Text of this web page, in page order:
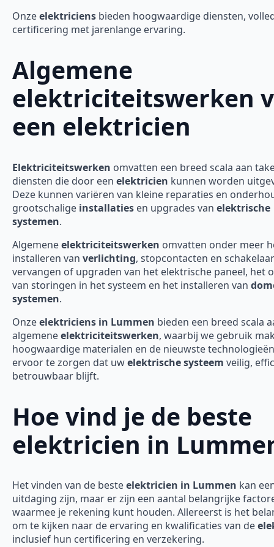
Onzeelektriciens bieden hoogwaardige diensten,
certificering met jarenlange ervaring.
Algemene
elektriciteitswerken
een elektricien
Elektriciteitswerken omvatten een breed scala aan
diensten die door een elektricien kunnen worden
Deze kunnen variëren van kleine reparaties en
grootschalige installaties en upgrades van elektrische
systemen.
Algemeneelektriciteitswerken omvatten onder meer
installeren van verlichting, stopcontacten en
vervangen of upgraden van het elektrische paneel, het
van storingen in het systeem en het installeren van
systemen.
Onzeelektriciens in Lummen bieden een breed scala
algemeneelektriciteitswerken, waarbij we gebruik
hoogwaardige materialen en de nieuwste
ervoor te zorgen dat uwelektrische systeem veilig,
betrouwbaar blijft.
Hoe vind je de beste
elektricien in
Het vinden van de besteelektricien in Lummen kan
uitdaging zijn, maar er zijn een aantal belangrijke
waarmee je rekening kunt houden. Allereerst is het
om te kijken naar de ervaring en kwalificaties van de
inclusief hun certificering en verzekering.